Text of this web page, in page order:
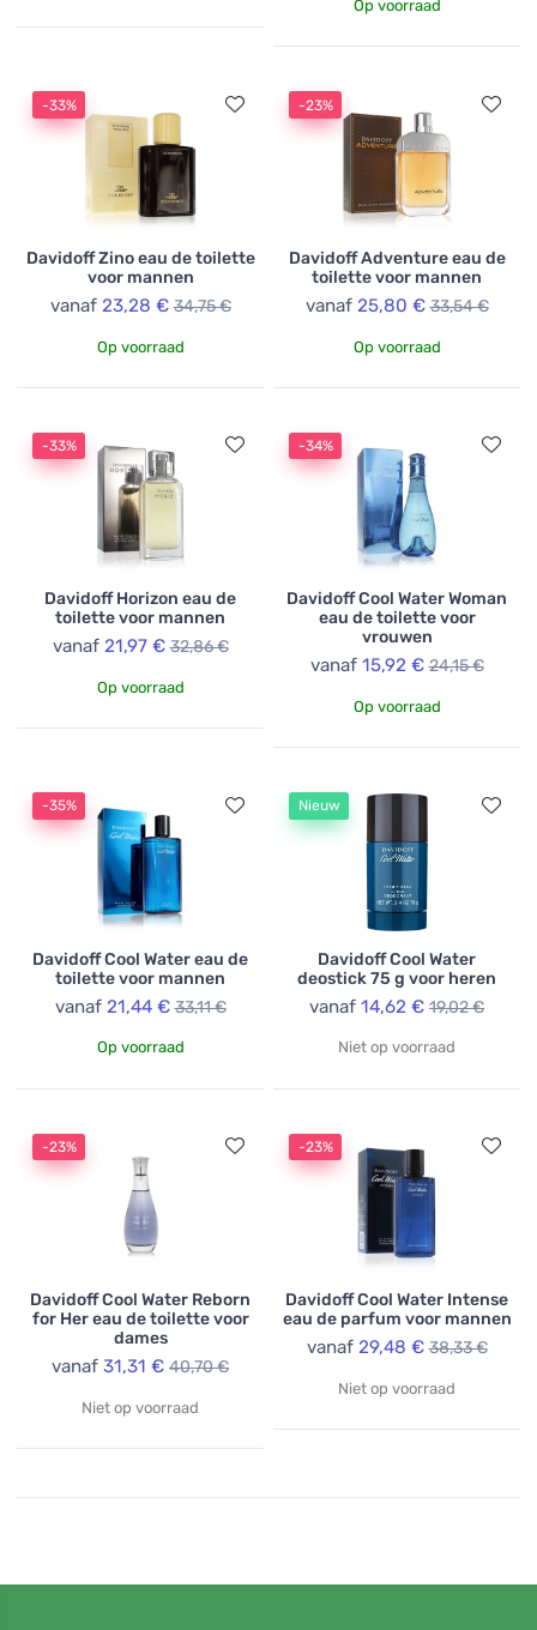
Op voorraad
-33%
Davidoff Zino eau de toilette
voor mannen
vanaf 23,28 € 34,75 €
Op voorraad
-23%
Davidoff Adventure eau de
toilette voor mannen
vanaf 25,80 € 33,54 €
Op voorraad
-33%
Davidoff Horizon eau de
toilette voor mannen
vanaf 21,97 € 32,86 €
Op voorraad
-34%
Davidoff Cool Water Woman
eau de toilette voor
vrouwen
vanaf 15,92 € 24,15 €
Op voorraad
-35%
Davidoff Cool Water eau de
toilette voor mannen
vanaf 21,44 € 33,11 €
Op voorraad
Nieuw
Davidoff Cool Water
deostick 75 g voor heren
vanaf 14,62 € 19,02 €
Niet op voorraad
-23%
Davidoff Cool Water Reborn
for Her eau de toilette voor
dames
vanaf 31,31 € 40,70 €
Niet op voorraad
-23%
Davidoff Cool Water Intense
eau de parfum voor mannen
vanaf 29,48 € 38,33 €
Niet op voorraad